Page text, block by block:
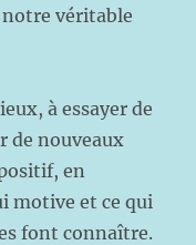
véritable
à essayer de
de nouveaux
en
motive et ce qui
font connaître.